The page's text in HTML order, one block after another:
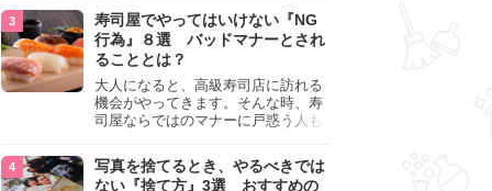
けても大丈夫」というサインが関係
しています。よく選ばれる人の特徴
や、英語が苦手でも焦らない対処
法、自分を守るための注意点を詳し
く解説します。
寿司屋でやってはいけない『NG
行為』８選 バッドマナーとされ
ることとは？
大人になると、高級寿司店に訪れる
機会がやってきます。そんな時、寿
司屋ならではのマナーに戸惑う人も
らためて寿司屋でやってはいけない
『NG行為』をチェックしましょう。
写真を捨てるとき、やるべきでは
ない『捨て方』3選 おすすめの